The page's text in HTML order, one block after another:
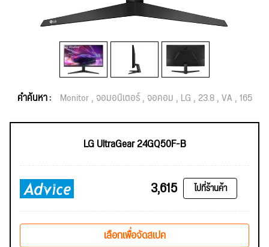
คำค้นหา : Monitor จอมอนิเตอร์ จอคอม LG 23.8 VA 165
LG UltraGear 24GQ50F-B
3,615 ไปที่ร้านค้า
เลือกเพื่อจัดสเปค